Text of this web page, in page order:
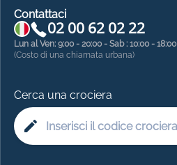
Contattaci
02 00 62 02 22
Lun al Ven: 9:00 - 20:00 - Sab : 10:00 - 18:00
(Costo di una chiamata urbana)
Cerca una crociera